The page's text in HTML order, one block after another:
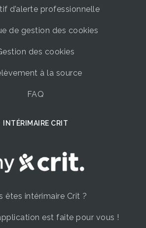
d’alerte professionnelle
de gestion des cookies
des cookies
à la source
FAQ
INTÉRIMAIRE CRIT
êtes intérimaire Crit ?
est faite pour vous !